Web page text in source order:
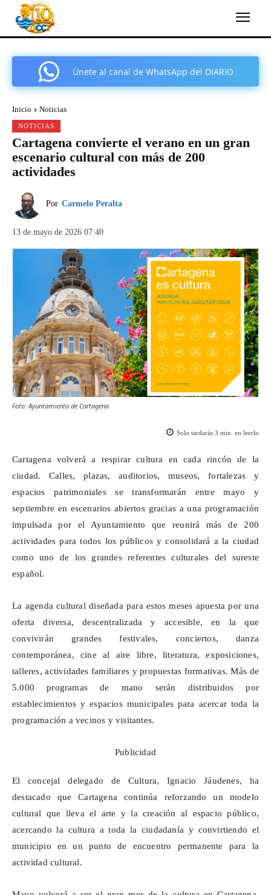
Únete al canal de WhatsApp del DIARIO
Inicio Noticias
NOTICIAS
Cartagena convierte el verano en un gran
escenario cultural con más de 200
actividades
Por Carmelo Peralta
13 de mayo de 2026 07:40
Foto: Ayuntamiento de Cartagena
Solo tardarás 3 min. en leerlo
Cartagena volverá a respirar cultura en cada rincón de la
ciudad. Calles, plazas, auditorios, museos, fortalezas y
espacios patrimoniales se transformarán entre mayo y
septiembre en escenarios abiertos gracias a una programación
impulsada por el Ayuntamiento que reunirá más de 200
actividades para todos los públicos y consolidará a la ciudad
como uno de los grandes referentes culturales del sureste
español.
La agenda cultural diseñada para estos meses apuesta por una
oferta diversa, descentralizada y accesible, en la que
convivirán grandes festivales, conciertos, danza
contemporánea, cine al aire libre, literatura, exposiciones,
talleres, actividades familiares y propuestas formativas. Más de
5.000 programas de mano serán distribuidos por
establecimientos y espacios municipales para acercar toda la
programación a vecinos y visitantes.
Publicidad
El concejal delegado de Cultura, Ignacio Jáudenes, ha
destacado que Cartagena continúa reforzando un modelo
cultural que lleva el arte y la creación al espacio público,
acercando la cultura a toda la ciudadanía y convirtiendo el
municipio en un punto de encuentro permanente para la
actividad cultural.